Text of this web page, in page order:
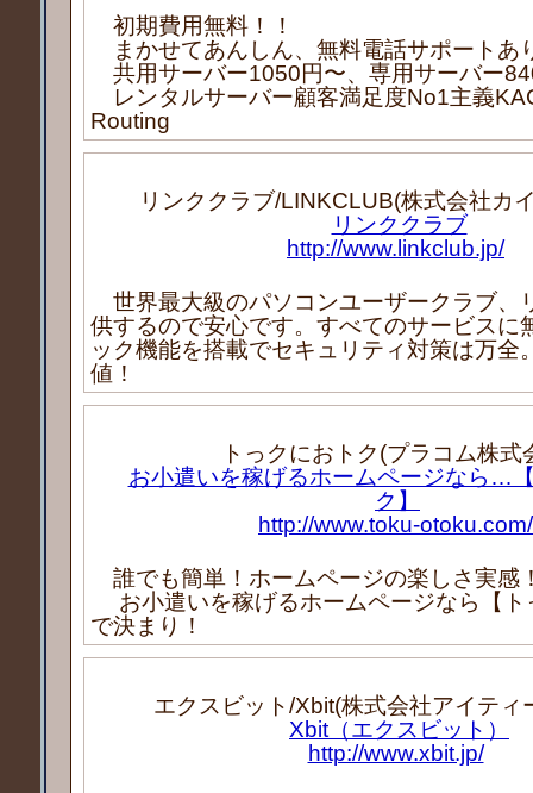
初期費用無料！！
まかせてあんしん、無料電話サポートあ
共用サーバー1050円〜、専用サーバー
レンタルサーバー顧客満足度No1主義
Routing
リンククラブ/LINKCLUB(株式会社カ
リンククラブ
http://www.linkclub.jp/
世界最大級のパソコンユーザークラブ、
供するので安心です。すべてのサービスに
ック機能を搭載でセキュリティ対策は万全
値！
トっクにおトク(プラコム株式
お小遣いを稼げるホームページなら…
ク】
http://www.toku-otoku.com/
誰でも簡単！ホームページの楽しさ実感
お小遣いを稼げるホームページなら【ト
で決まり！
エクスビット/Xbit(株式会社アイティ
Xbit（エクスビット）
http://www.xbit.jp/